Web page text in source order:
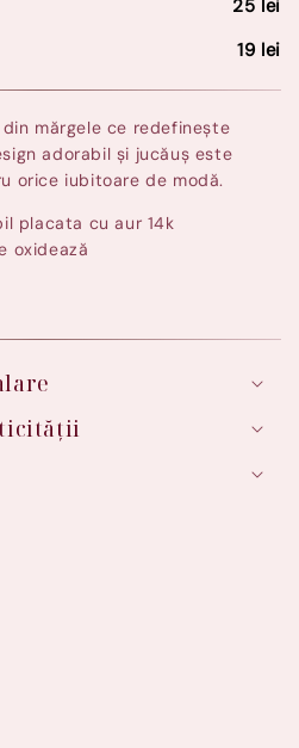
-
25 lei
19 lei
mărgele ce redefinește
adorabil și jucăuș este
orice iubitoare de modă.
placata cu aur 14k
oxidează